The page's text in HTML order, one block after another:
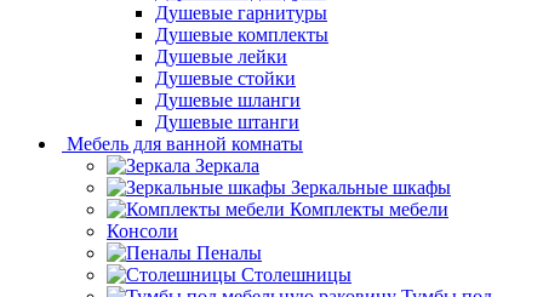
Душевые гарнитуры
Душевые комплекты
Душевые лейки
Душевые стойки
Душевые шланги
Душевые штанги
Мебель для ванной комнаты
Зеркала
Зеркальные шкафы
Комплекты мебели
Консоли
Пеналы
Столешницы